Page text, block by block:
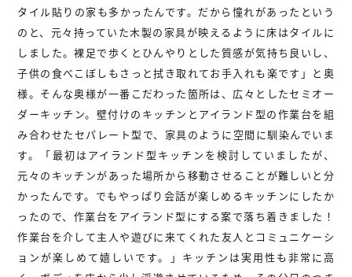
タイル貼りの家も多かったんです。だから憧れがあったという
のと、元々持っていた木製の家具が映えるように床はタイルに
しました。裸足で歩くとひんやりとした質感が気持ち良いし、
子供の食べこぼしもさっと拭き取れてお手入れも楽です」と奥
様。そんな奥様が一番こだわった箇所は、広々としたセミオー
ダーキッチン。壁付けのキッチンとアイランド型の作業台を組
み合わせたセパレート型で、家具のように空間に馴染んでいま
す。「最初はアイランド型キッチンを検討していましたが、
元々のキッチンがあった場所から移動させることが難しいと分
かったんです。でもやっぱり会話が楽しめるキッチンにしたか
ったので、作業台をアイランド型にする案で落ち着きました！
作業台を介して主人や遊びに来てくれた友人とコミュニケーシ
ョンが楽しめて嬉しいです。」キッチンは実用性も非常に高